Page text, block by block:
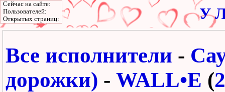
У
Все исполнители -
дорожки) - WALL•E (
Сейчас на сайте:
Пользователей:
Открытых страниц: